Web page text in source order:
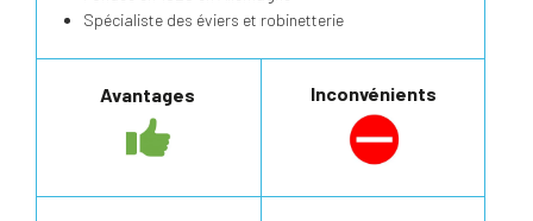
Spécialiste des éviers et robinetterie
Avantages Inconvénients